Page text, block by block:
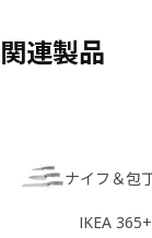
関連製品
ナイフ＆包
IKEA